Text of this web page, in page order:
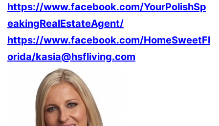
https://www.facebook.com/YourPolishSp
eakingRealEstateAgent/
https://www.facebook.com/HomeSweetFl
orida/kasia@hsfliving.com